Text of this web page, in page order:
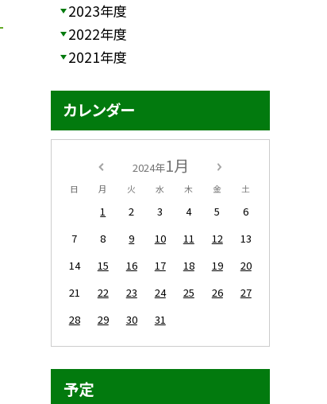
2023年度
2022年度
2021年度
カレンダー
2024年1月
日 月 火 水 木 金 土
1 2 3 4 5
6
7
8 9 10 11 12
13
14
15 16 17 18 19
20
21
22 23 24 25 26
27
28
29 30 31
予定